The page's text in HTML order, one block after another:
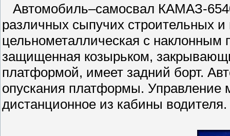
Автомобиль–самосвал КАМАЗ-
различных сыпучих строительных
цельнометаллическая с наклонным
защищенная козырьком,
платформой, имеет задний борт.
опускания платформы. Управление
дистанционное из кабины водителя.